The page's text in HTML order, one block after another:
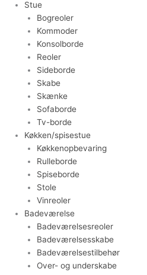
Stue
Bogreoler
Kommoder
Konsolborde
Reoler
Sideborde
Skabe
Skænke
Sofaborde
Tv-borde
Køkken/spisestue
Køkkenopbevaring
Rulleborde
Spiseborde
Stole
Vinreoler
Badeværelse
Badeværelsesreoler
Badeværelsesskabe
Badeværelsestilbehør
Over- og underskabe